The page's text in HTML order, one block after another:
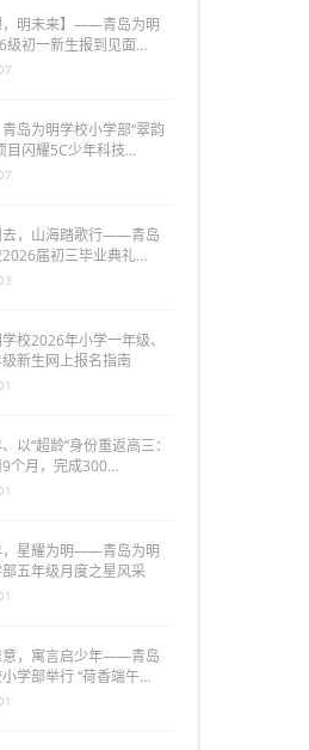
，明未来】——青岛为明
级初一新生报到见面…
青岛为明学校小学部“翠韵
目闪耀5C少年科技…
去，山海踏歌行——青岛
2026届初三毕业典礼…
校2026年小学一年级、
新生网上报名指南
以“超龄”身份重返高三：
个月，完成300…
，星耀为明——青岛为明
五年级月度之星风采
意，寓言启少年——青岛
学部举行 “荷香端午…